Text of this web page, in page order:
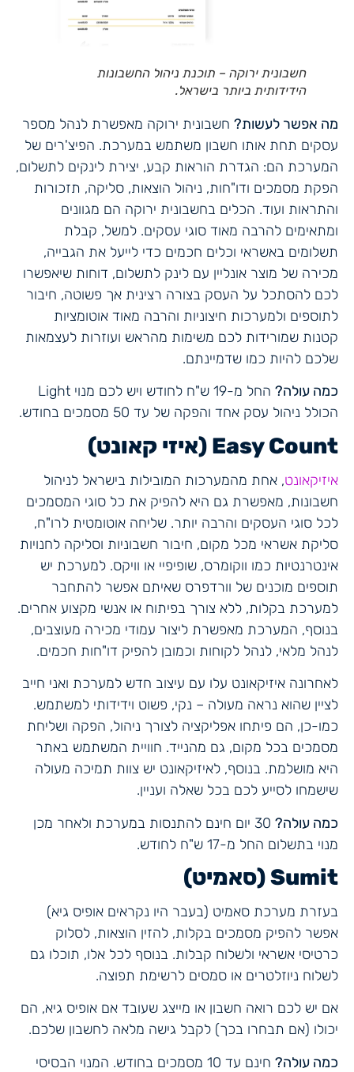
חשבונית ירוקה – תוכנת ניהול החשבונות
הידידותית ביותר בישראל.
מה אפשר לעשות? חשבונית ירוקה מאפשרת לנהל מספר
עסקים תחת אותו חשבון משתמש במערכת. הפיצ'רים של
המערכת הם: הגדרת הוראות קבע, יצירת לינקים לתשלום,
הפקת מסמכים ודו"חות, ניהול הוצאות, סליקה, תזכורות
והתראות ועוד. הכלים בחשבונית ירוקה הם מגוונים
ומתאימים להרבה מאוד סוגי עסקים. למשל, קבלת
תשלומים באשראי וכלים חכמים כדי לייעל את הגבייה,
מכירה של מוצר אונליין עם לינק לתשלום, דוחות שיאפשרו
לכם להסתכל על העסק בצורה רצינית אך פשוטה, חיבור
לתוספים ולמערכות חיצוניות והרבה מאוד אוטומציות
קטנות שמורידות לכם משימות מהראש ועוזרות לעצמאות
שלכם להיות כמו שדמיינתם.
כמה עולה?
החל מ-19 ש"ח לחודש ויש לכם מנוי Light
הכולל ניהול עסק אחד והפקה של עד 50 מסמכים בחודש.
Easy Count (איזי קאונט)
איזיקאונט, אחת מהמערכות המובילות בישראל לניהול
חשבונות, מאפשרת גם היא להפיק את כל סוגי המסמכים
לכל סוגי העסקים והרבה יותר. שליחה אוטומטית לרו"ח,
סליקת אשראי מכל מקום, חיבור חשבוניות וסליקה לחנויות
אינטרנטיות כמו ווקומרס, שופיפיי או וויקס. למערכת יש
תוספים מוכנים של וורדפרס שאיתם אפשר להתחבר
למערכת בקלות, ללא צורך בפיתוח או אנשי מקצוע אחרים.
בנוסף, המערכת מאפשרת ליצור עמודי מכירה מעוצבים,
לנהל מלאי, לנהל לקוחות וכמובן להפיק דו"חות חכמים.
לאחרונה איזיקאונט עלו עם עיצוב חדש למערכת ואני חייב
לציין שהוא נראה מעולה – נקי, פשוט וידידותי למשתמש.
כמו-כן, הם פיתחו אפליקציה לצורך ניהול, הפקה ושליחת
מסמכים בכל מקום, גם מהנייד. חוויית המשתמש באתר
היא מושלמת. בנוסף, לאיזיקאונט יש צוות תמיכה מעולה
שישמחו לסייע לכם בכל שאלה ועניין.
כמה עולה?
30 יום חינם להתנסות במערכת ולאחר מכן
מנוי בתשלום החל מ-17 ש"ח לחודש.
Sumit (סאמיט)
בעזרת מערכת סאמיט (בעבר היו נקראים אופיס גיא)
אפשר להפיק מסמכים בקלות, להזין הוצאות, לסלוק
כרטיסי אשראי ולשלוח קבלות. בנוסף לכל אלו, תוכלו גם
לשלוח ניוזלטרים או סמסים לרשימת תפוצה.
אם יש לכם רואה חשבון או מייצג שעובד אם אופיס גיא, הם
יכולו (אם תבחרו בכך) לקבל גישה מלאה לחשבון שלכם.
כמה עולה?
חינם עד 10 מסמכים בחודש. המנוי הבסיסי